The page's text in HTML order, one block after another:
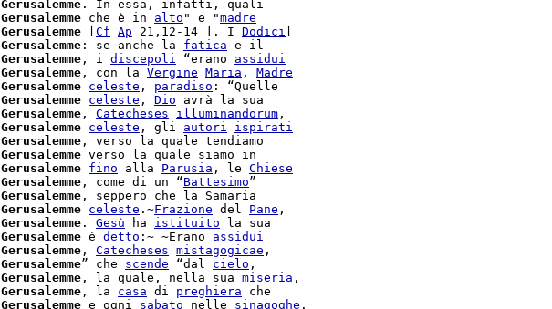
Gerusalemme
Gerusalemme che è in alto " e "madre
Gerusalemme Cf Ap 21,12-14 ]. I Dodici
Gerusalemme : se anche la fatica e il
Gerusalemme , i discepoli “erano assidui
Gerusalemme , con la Vergine Maria , Madre
Gerusalemme celeste , paradiso : “Quelle
Gerusalemme celeste , Dio avrà la sua
Gerusalemme , Catecheses illuminandorum ,
Gerusalemme celeste , gli autori
ispirati
Gerusalemme
Gerusalemme verso la quale siamo in
Gerusalemme fino alla Parusia , le Chiese
Gerusalemme , come di un “Battesimo”
Gerusalemme , seppero che la Samaria
Gerusalemme celeste .~Frazione del Pane ,
Gerusalemme . Gesù ha istituito la sua
Gerusalemme è detto :~ ~Erano assidui
Gerusalemme , Catecheses mistagogicae ,
Gerusalemme” che scende “dal cielo ,
Gerusalemme , la quale, nella sua miseria
Gerusalemme , la casa di preghiera che
Gerusalemme e ogni sabato nelle sinagoghe .